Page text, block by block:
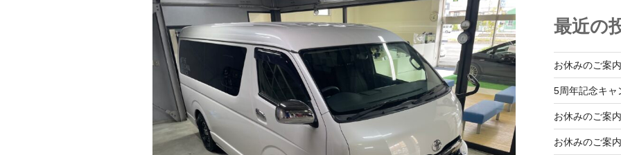
最近の
お休みのご案内
5周年記念キャ
お休みのご案内
お休みのご案内